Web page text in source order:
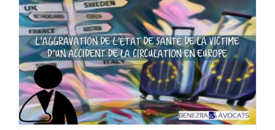
L’aggravation de l’état de santé de la victime
d’un accident de la circulation en Europe